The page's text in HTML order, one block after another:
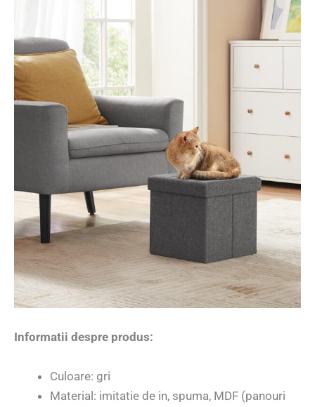
Informatii despre produs:
Culoare: gri
Material: imitatie de in, spuma, MDF (panouri